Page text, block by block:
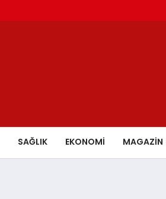
SAĞLIK EKONOMİ MAGAZİN